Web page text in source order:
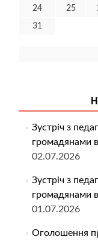
24 25
31
Зустріч з
громадянами в
02.07.2026
Зустріч з
громадянами
01.07.2026
Оголошення